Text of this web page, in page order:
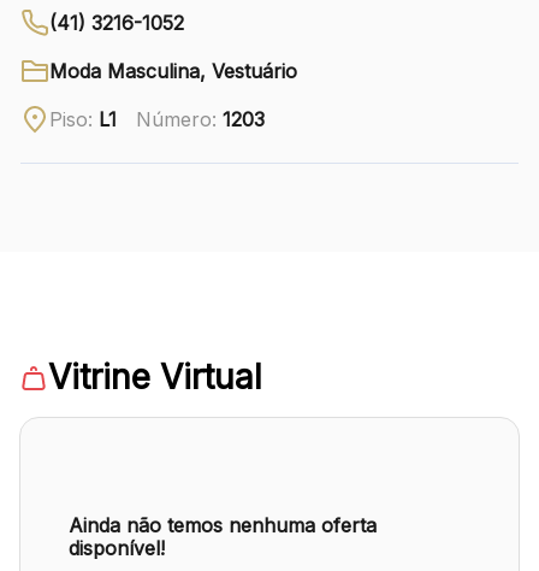
Comodidades Eventos Cinema
Mapa Virtual
(41) 3216-1052
Moda Masculina, Vestuário
Piso: L1 Número: 1203
Vitrine Virtual
Ainda não temos nenhuma oferta
disponível!